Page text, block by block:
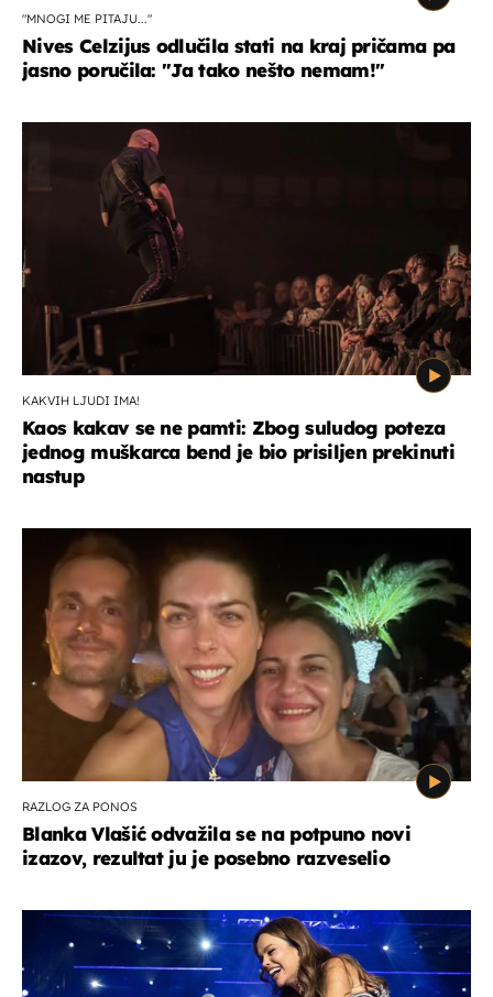
"MNOGI ME PITAJU..."
Nives Celzijus odlučila stati na kraj pričama pa
jasno poručila: "Ja tako nešto nemam!"
KAKVIH LJUDI IMA!
Kaos kakav se ne pamti: Zbog suludog poteza
jednog muškarca bend je bio prisiljen prekinuti
nastup
RAZLOG ZA PONOS
Blanka Vlašić odvažila se na potpuno novi
izazov, rezultat ju je posebno razveselio